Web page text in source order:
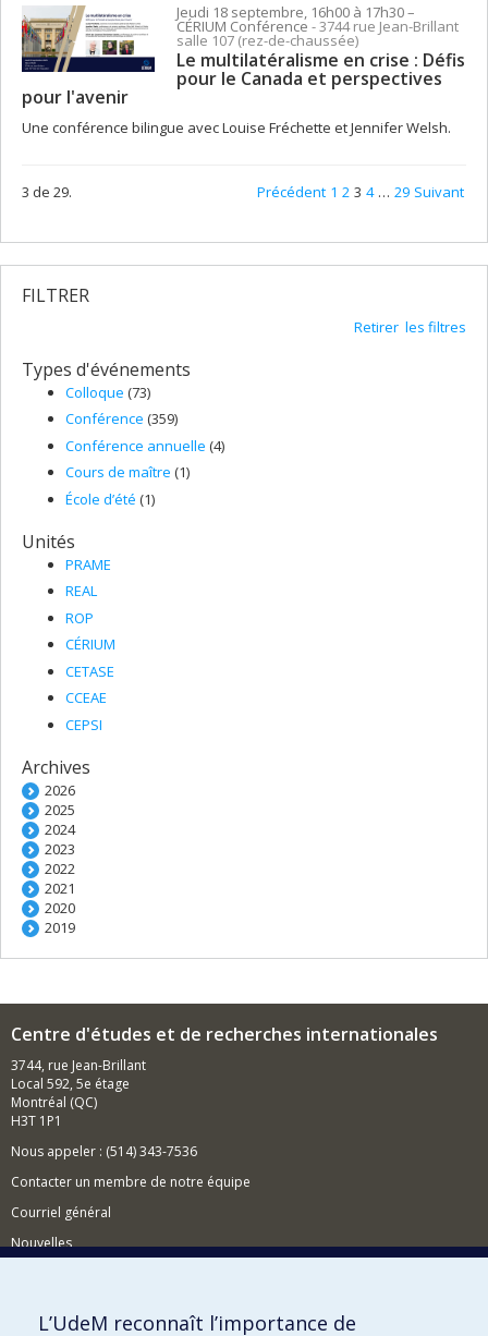
Jeudi 18 septembre, 16h00 à 17h30–
CÉRIUM Conférence- 3744 rue Jean-Brillant
salle 107 (rez-de-chaussée)
Le multilatéralisme en crise : Défis
pour le Canada et perspectives
pour l'avenir
Une conférence bilingue avec Louise Fréchette et Jennifer Welsh.
3 de 29. Précédent 1 2 3 4 … 29 Suivant
FILTRER
Retirer les filtres
Types d'événements
Colloque (73)
Conférence (359)
Conférence annuelle (4)
Cours de maître (1)
École d’été (1)
Unités
PRAME
REAL
ROP
CÉRIUM
CETASE
CCEAE
CEPSI
Archives
2026
2025
2024
2023
2022
2021
2020
2019
Centre d'études et de recherches internationales
3744, rue Jean-Brillant
Local 592, 5e étage
Montréal (QC)
H3T 1P1
Nous appeler : (514) 343-7536
Contacter un membre de notre équipe
Courriel général
Nouvelles
Comment soutenir le CÉRIUM?
L’UdeM reconnaît l’importance de